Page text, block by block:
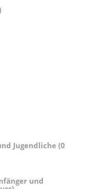
Jugendliche (0
und